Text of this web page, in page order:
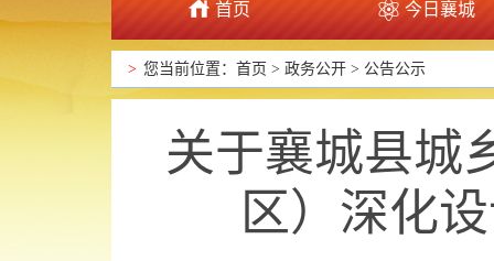
首页 今日襄城
政府信息公开
> 您当前位置： 首页 > 政务公开 > 公告公示
关于襄城县城
区）深化